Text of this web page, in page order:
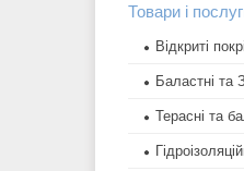
Товари і
Відкриті
Баластні та
Терасні та